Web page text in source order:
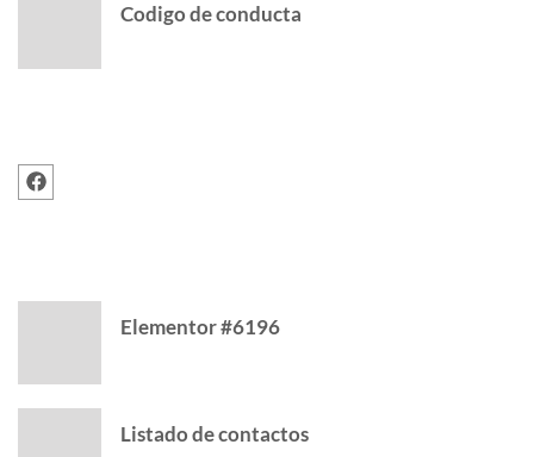
Codigo de conducta
Elementor #6196
Listado de contactos